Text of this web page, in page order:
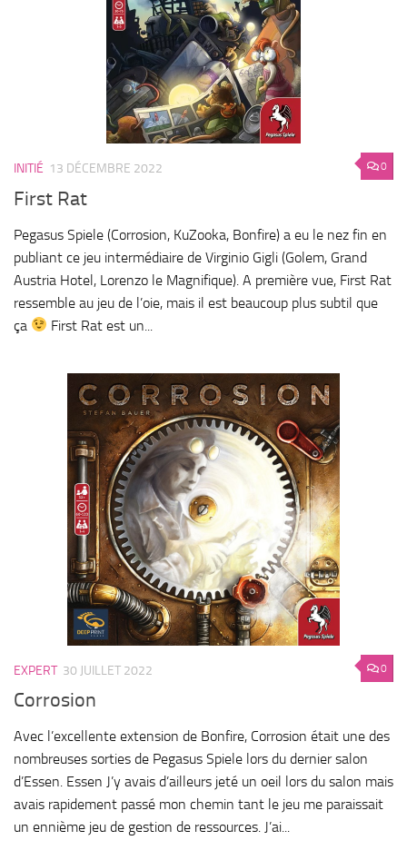
0
INITIÉ 13 DÉCEMBRE 2022
First Rat
Pegasus Spiele (Corrosion, KuZooka, Bonfire) a eu le nez fin en
publiant ce jeu intermédiaire de Virginio Gigli (Golem, Grand
Austria Hotel, Lorenzo le Magnifique). A première vue, First Rat
ressemble au jeu de l’oie, mais il est beaucoup plus subtil que
ça
First Rat est un...
0
EXPERT 30 JUILLET 2022
Corrosion
Avec l’excellente extension de Bonfire, Corrosion était une des
nombreuses sorties de Pegasus Spiele lors du dernier salon
d’Essen. Essen J’y avais d’ailleurs jeté un oeil lors du salon mais
avais rapidement passé mon chemin tant le jeu me paraissait
un ennième jeu de gestion de ressources. J’ai...